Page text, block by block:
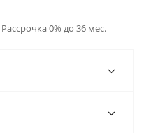
Рассрочка 0% до 36 мес.